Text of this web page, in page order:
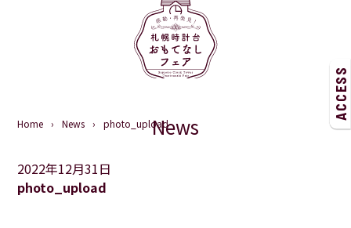
ACCESS
Home News photo_uploadNews
2022年12月31日
photo_upload